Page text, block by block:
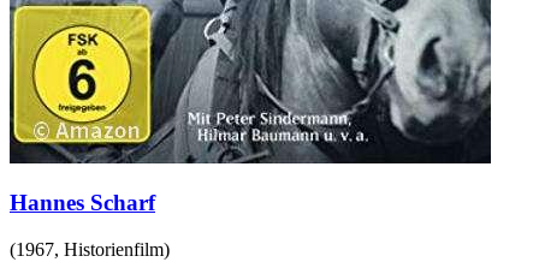
Hannes Scharf
(1967, Historienfilm)